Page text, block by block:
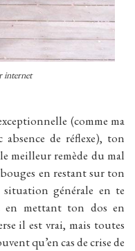
internet
(comme ma
absence de réflexe), ton
meilleur remède du mal
en restant sur ton
générale en te
en mettant ton dos en
il est vrai, mais toutes
qu’en cas de crise de